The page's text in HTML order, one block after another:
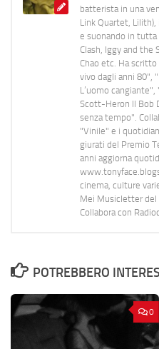
batterista in una
Link Quartet,
e suonando in tutta
Clash, Iggy and the
Chao etc. Ha
vivo dagli anni 80",
L’uomo cangiante",
Scott-Heron Il Bob
senza tempo".
"Vinile" e i
giurati del Premio
anni aggiorna
cinema, culture
Mei Musicletter del
Collabora con
POTREBBERO
0